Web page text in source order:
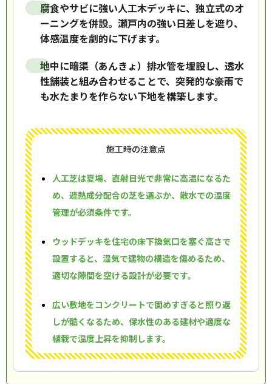
腐食やサビに強い人工木デッキに、独立式のオ
ーニングを併設。瀬戸内の強い日差しを遮り、
体感温度を劇的に下げます。
地中に暗渠（あんきょ）排水管を埋設し、透水
性舗装と組み合わせることで、突発的な豪雨で
も水たまりを作らない下地を構築します。
施工時の注意点
人工芝は夏場、直射日光で非常に高温になるた
め、遮熱成分配合の芝を選ぶか、散水での温度
管理が必須条件です。
ウッドデッキを住宅の床下換気口を塞ぐ高さで
設置すると、湿気で建物の構造を傷めるため、
適切な隙間を空ける設計が必要です。
広い敷地をコンクリートで固めすぎると照り返
しが酷くなるため、保水性のある建材や適度な
植栽で温度上昇を抑制します。